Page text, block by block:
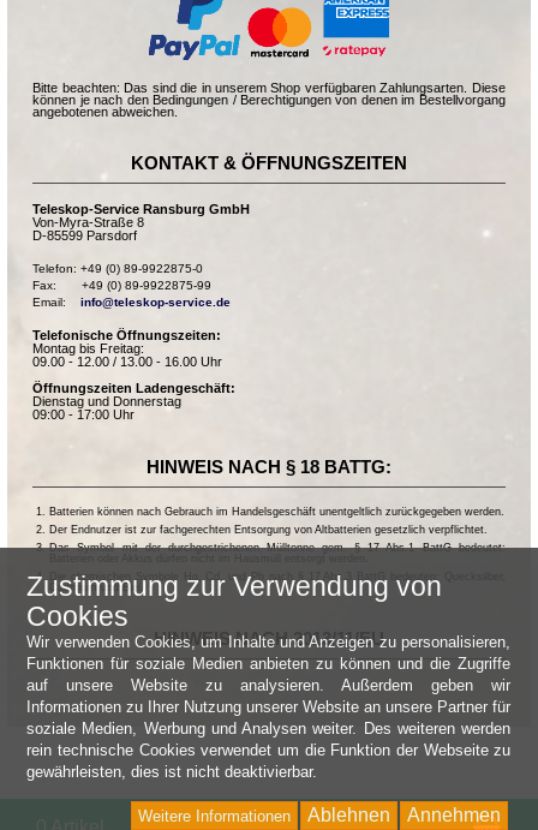
Bitte beachten: Das sind die in unserem Shop verfügbaren Zahlungsarten. Diese
können je nach den Bedingungen / Berechtigungen von denen im Bestellvorgang
angebotenen abweichen.
KONTAKT & ÖFFNUNGSZEITEN
Teleskop-Service Ransburg GmbH
Von-Myra-Straße 8
D-85599 Parsdorf
Telefon: +49 (0) 89-9922875-0
Fax:       +49 (0) 89-9922875-99
Email: info@teleskop-service.de
Telefonische Öffnungszeiten:
Montag bis Freitag:
09.00 - 12.00 / 13.00 - 16.00 Uhr
Öffnungszeiten Ladengeschäft:
Dienstag und Donnerstag
09:00 - 17:00 Uhr
HINWEIS NACH § 18 BATTG:
Batterien können nach Gebrauch im Handelsgeschäft unentgeltlich zurückgegeben werden.
Der Endnutzer ist zur fachgerechten Entsorgung von Altbatterien gesetzlich verpflichtet.
Das Symbol mit der durchgestrichenen Mülltonne gem. § 17 Abs.1 BattG bedeutet:
Die chemischen Symbole Hg, Cd, und Pb nach § 17 Abs.3 BattG bedeuten: Quecksilber,
Cadmium und Blei.
HINWEIS NACH 2013/11/EU
Zustimmung zur Verwendung von
Cookies
Wir verwenden Cookies, um Inhalte und Anzeigen zu personalisieren,
Funktionen für soziale Medien anbieten zu können und die Zugriffe
auf unsere Website zu analysieren. Außerdem geben wir
Informationen zu Ihrer Nutzung unserer Website an unsere Partner für
soziale Medien, Werbung und Analysen weiter. Des weiteren werden
rein technische Cookies verwendet um die Funktion der Webseite zu
gewährleisten, dies ist nicht deaktivierbar.
Annehmen
Ablehnen
Weitere Informationen